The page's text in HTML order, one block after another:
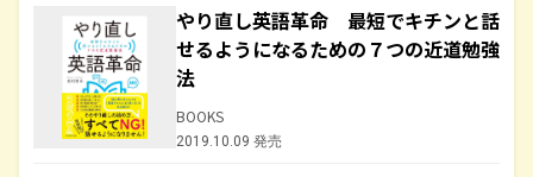
やり直し英語革命 最短でキチンと話
せるようになるための７つの近道勉強
法
BOOKS
2019.10.09 発売